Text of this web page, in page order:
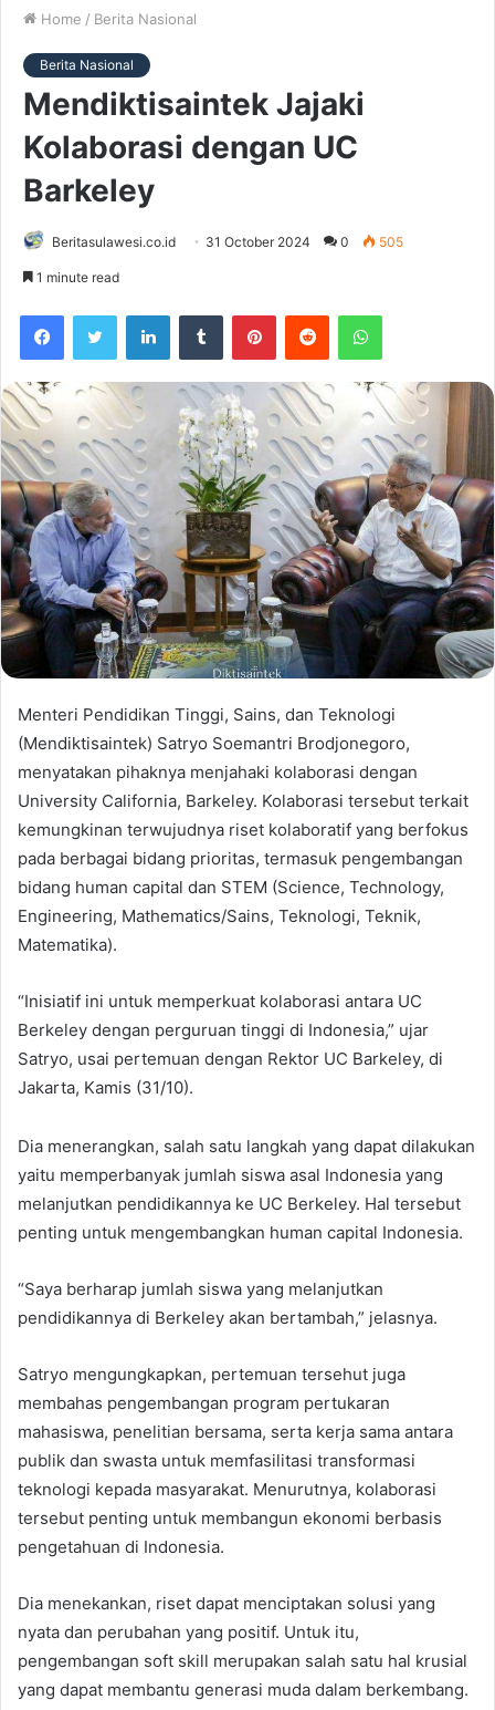
Home / Berita Nasional
Berita Nasional
Mendiktisaintek Jajaki
Kolaborasi dengan UC
Barkeley
Beritasulawesi.co.id 31 October 2024 0 505
1 minute read
Menteri Pendidikan Tinggi, Sains, dan Teknologi
(Mendiktisaintek) Satryo Soemantri Brodjonegoro,
menyatakan pihaknya menjahaki kolaborasi dengan
University California, Barkeley. Kolaborasi tersebut terkait
kemungkinan terwujudnya riset kolaboratif yang berfokus
pada berbagai bidang prioritas, termasuk pengembangan
bidang human capital dan STEM (Science, Technology,
Engineering, Mathematics/Sains, Teknologi, Teknik,
Matematika).
“Inisiatif ini untuk memperkuat kolaborasi antara UC
Berkeley dengan perguruan tinggi di Indonesia,” ujar
Satryo, usai pertemuan dengan Rektor UC Barkeley, di
Jakarta, Kamis (31/10).
Dia menerangkan, salah satu langkah yang dapat dilakukan
yaitu memperbanyak jumlah siswa asal Indonesia yang
melanjutkan pendidikannya ke UC Berkeley. Hal tersebut
penting untuk mengembangkan human capital Indonesia.
“Saya berharap jumlah siswa yang melanjutkan
pendidikannya di Berkeley akan bertambah,” jelasnya.
Satryo mengungkapkan, pertemuan tersehut juga
membahas pengembangan program pertukaran
mahasiswa, penelitian bersama, serta kerja sama antara
publik dan swasta untuk memfasilitasi transformasi
teknologi kepada masyarakat. Menurutnya, kolaborasi
tersebut penting untuk membangun ekonomi berbasis
pengetahuan di Indonesia.
Dia menekankan, riset dapat menciptakan solusi yang
nyata dan perubahan yang positif. Untuk itu,
pengembangan soft skill merupakan salah satu hal krusial
yang dapat membantu generasi muda dalam berkembang.